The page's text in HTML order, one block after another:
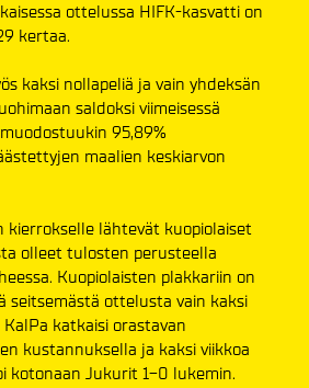
ottelussa HIFK-kasvatti on
kertaa.
kaksi nollapeliä ja vain yhdeksän
saldoksi viimeisessä
95,89%
maalien keskiarvon
kierrokselle lähtevät kuopiolaiset
olleet tulosten perusteella
Kuopiolaisten plakkariin on
seitsemästä ottelusta vain kaksi
katkaisi orastavan
kustannuksella ja kaksi viikkoa
kotonaan Jukurit 1-0 lukemin.